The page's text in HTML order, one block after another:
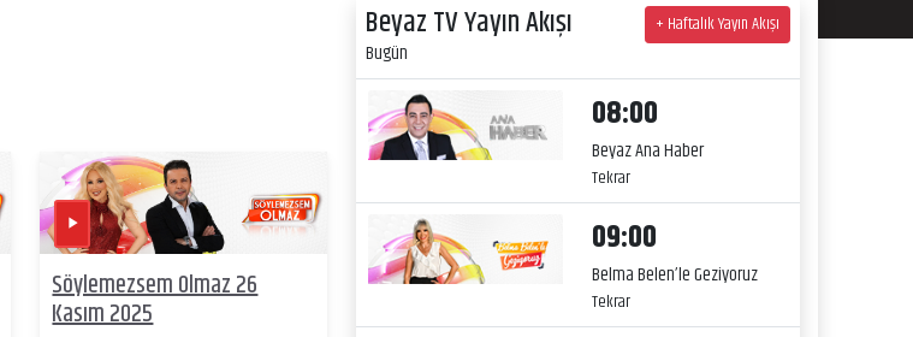
Söylemezsem Olmaz 26
Kasım 2025
Beyaz TV Yayın Akışı
Bugün
+ Haftalık Yayın Akışı
08:00
Beyaz Ana Haber
Tekrar
09:00
Belma Belen’le Geziyoruz
Tekrar